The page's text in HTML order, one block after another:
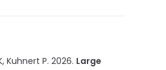
Kuhnert P. 2026. Large